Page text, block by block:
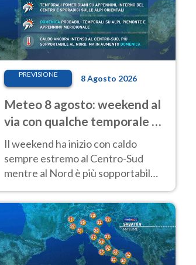
PREVISIONE 8 Agosto 2026
Meteo 8 agosto: weekend al
via con qualche temporale e
caldo estremo al Centro-Sud
Il weekend ha inizio con caldo
sempre estremo al Centro-Sud
mentre al Nord è più sopportabile
calore sui rilievi.